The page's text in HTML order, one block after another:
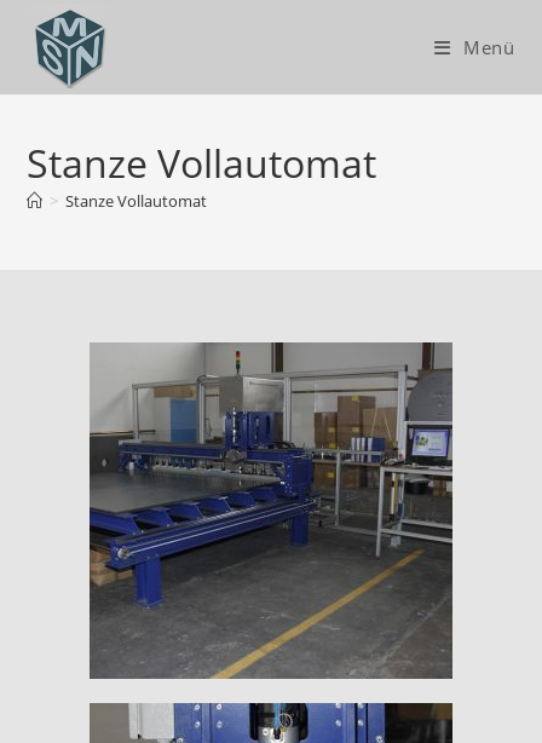
Menü
Stanze Vollautomat
> Stanze Vollautomat